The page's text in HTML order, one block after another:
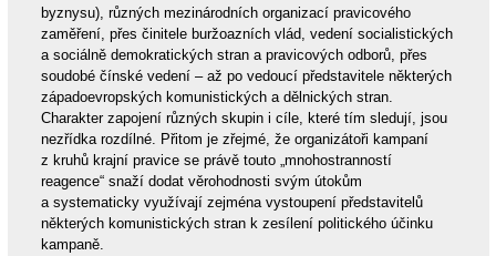
byznysu), různých mezinárodních organizací pravicového
zaměření, přes činitele buržoazních vlád, vedení socialistických
a sociálně demokratických stran a pravicových odborů, přes
soudobé čínské vedení – až po vedoucí představitele některých
západoevropských komunistických a dělnických stran.
Charakter zapojení různých skupin i cíle, které tím sledují, jsou
nezřídka rozdílné. Přitom je zřejmé, že organizátoři kampaní
z kruhů krajní pravice se právě touto „mnohostranností
reagence“ snaží dodat věrohodnosti svým útokům
a systematicky využívají zejména vystoupení představitelů
některých komunistických stran k zesílení politického účinku
kampaně.